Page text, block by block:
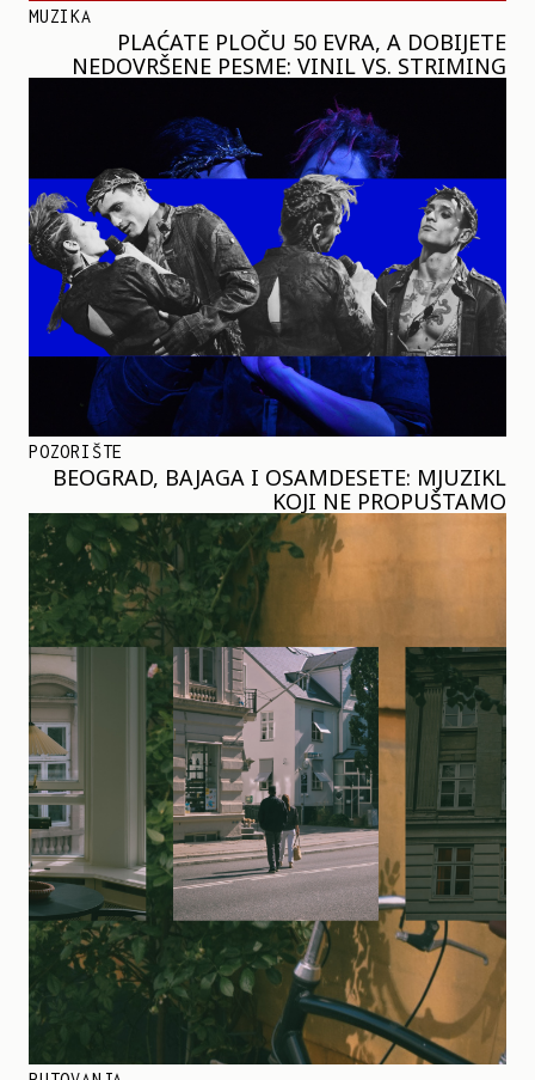
MUZIKA
PLAĆATE PLOČU 50 EVRA, A DOBIJETE
NEDOVRŠENE PESME: VINIL VS. STRIMING
POZORIŠTE
BEOGRAD, BAJAGA I OSAMDESETE: MJUZIKL
KOJI NE PROPUŠTAMO